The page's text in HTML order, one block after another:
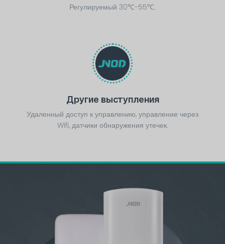
Регулируемый 30℃-55℃.
Другие выступления
Удаленный доступ к управлению, управление через
Wifi, датчики обнаружения утечек.